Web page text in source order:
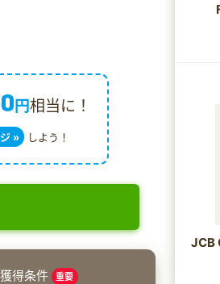
円相当に！
» しよう！
得条件 重要